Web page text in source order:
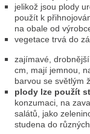
jelikož jsou plody
použít k
na obale od
vegetace trvá do
zajímavé,
cm, mají jemnou,
barvou se světlým
plody lze použít
konzumaci, na
salátů, jako
studena do